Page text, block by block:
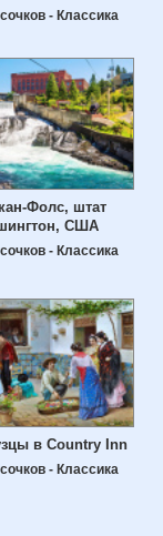
- Классика
Фолс, штат
США
- Классика
в Country Inn
- Классика